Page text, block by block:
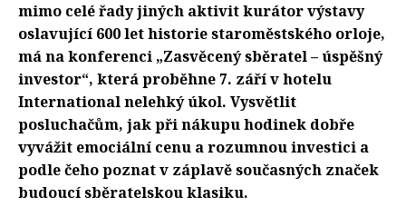
mimo celé řady jiných aktivit kurátor výstavy
oslavující 600 let historie staroměstského orloje,
má na konferenci „Zasvěcený sběratel – úspěšný
investor“, která proběhne 7. září v hotelu
International nelehký úkol. Vysvětlit
posluchačům, jak při nákupu hodinek dobře
vyvážit emociální cenu a rozumnou investici a
podle čeho poznat v záplavě současných značek
budoucí sběratelskou klasiku.